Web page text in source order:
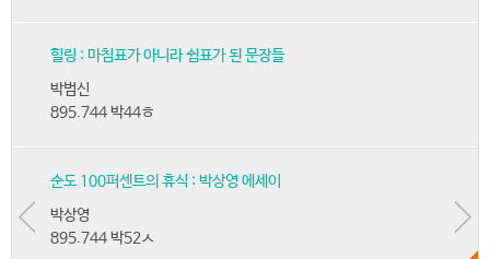
힐링 : 마침표가 아니라 쉼표가 된 문장들
박범신
895.744 박44ㅎ
순도 100퍼센트의 휴식 : 박상영 에세이
박상영
895.744 박52ㅅ